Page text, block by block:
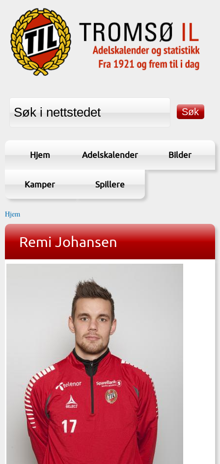
Hjem Adelskalender Bilder
Kamper Spillere
Hjem
Remi Johansen